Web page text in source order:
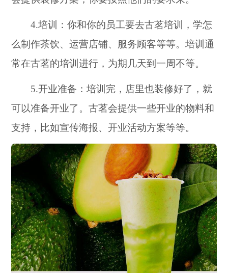
4.培训：你和你的员工要去古茗培训，学怎
么制作茶饮、运营店铺、服务顾客等等。培训通
常在古茗的培训进行，为期几天到一周不等。
5.开业准备：培训完，店里也装修好了，就
可以准备开业了。古茗会提供一些开业的物料和
支持，比如宣传海报、开业活动方案等等。